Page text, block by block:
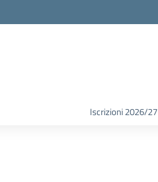
Iscrizioni 2026/27